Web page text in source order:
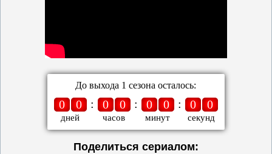
До выхода 1 сезона осталось:
0 0
дней
: 0 0
часов
: 0 0
минут
: 0 0
секунд
Поделиться сериалом: